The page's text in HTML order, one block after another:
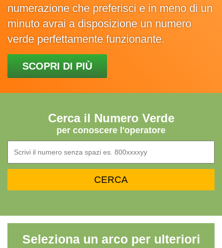
numerazione che preferisci e in meno di un
minuto avrai a disposizione un numero
verde perfettamente funzionante.
SCOPRI DI PIÙ
Cerca il Numero Verde
per conoscere l'operatore
Seleziona un arco per ulteriori